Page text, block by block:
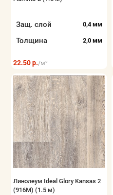
Защ. слой 0,4 мм
Толщина 2,0 мм
22.50 р./м²
Линолеум Ideal Glory Kansas 2
(916M) (1.5 м)